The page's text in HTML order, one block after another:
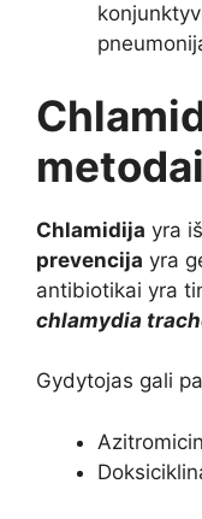
Chlamidija yra
prevencija yra
antibiotikai yra
chlamydia
Gydytojas gali